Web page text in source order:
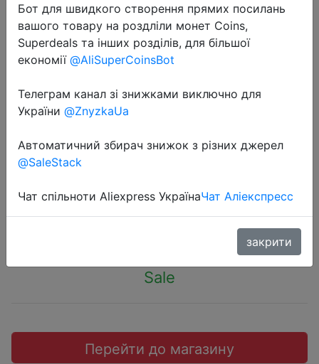
Xiaomi 70Mai GPS модуль для
XIAOMI 70mai Dash Cam Pro
$14.99
Sale
Перейти до магазину
Бот для швидкого створення прямих посилань
вашого товару на роздліли монет Coins,
Superdeals та інших розділів, для більшої
економії @AliSuperCoinsBot
Телеграм канал зі знижками виключно для
України @ZnyzkaUa
Автоматичний збирач знижок з різних джерел
@SaleStack
Чат спільноти Aliexpress УкраїнаЧат Аліекспресс
закрити